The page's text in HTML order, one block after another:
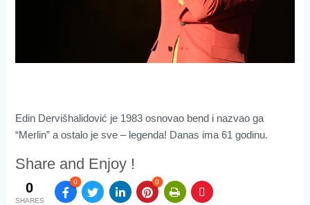
Edin Dervišhalidović je 1983 osnovao bend i nazvao ga
“Merlin” a ostalo je sve – legenda! Danas ima 61 godinu.
Share and Enjoy !
0
SHARES
0 0